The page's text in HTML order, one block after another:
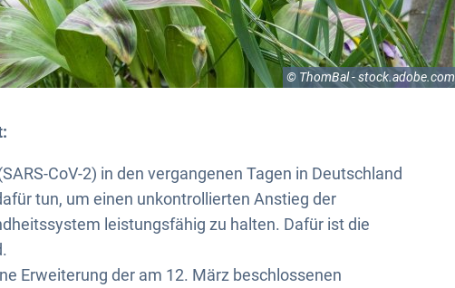
© ThomBal - stock.adobe.com
CoV-2) in den vergangenen Tagen in Deutschland
tun, um einen unkontrollierten Anstieg der
leistungsfähig zu halten. Dafür ist die
Erweiterung der am 12. März beschlossenen